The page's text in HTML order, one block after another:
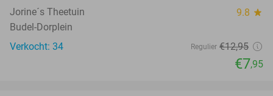
Jorine´s Theetuin 9.8 star
Budel-Dorplein
Verkocht: 34
Regulier €12,95
€7,95